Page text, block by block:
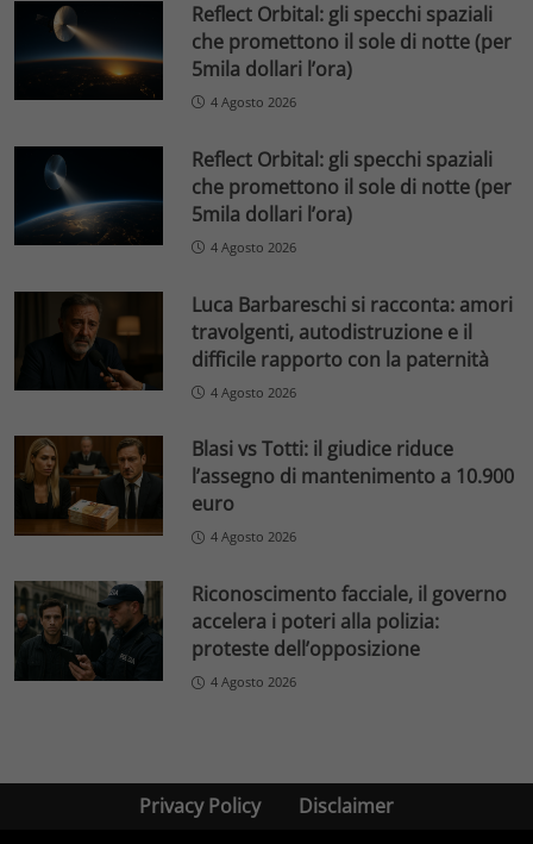
Reflect Orbital: gli specchi spaziali
che promettono il sole di notte (per
5mila dollari l’ora)
4 Agosto 2026
Reflect Orbital: gli specchi spaziali
che promettono il sole di notte (per
5mila dollari l’ora)
4 Agosto 2026
Luca Barbareschi si racconta: amori
travolgenti, autodistruzione e il
difficile rapporto con la paternità
4 Agosto 2026
Blasi vs Totti: il giudice riduce
l’assegno di mantenimento a 10.900
euro
4 Agosto 2026
Riconoscimento facciale, il governo
accelera i poteri alla polizia:
proteste dell’opposizione
4 Agosto 2026
Privacy Policy Disclaimer